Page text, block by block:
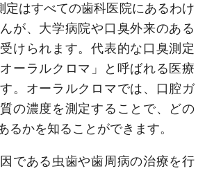
定はすべての歯科医院にあるわけ
が、大学病院や口臭外来のある
けられます。代表的な口臭測定
ーラルクロマ」と呼ばれる医療
。オーラルクロマでは、口腔ガ
の濃度を測定することで、どの
るかを知ることができます。
である虫歯や歯周病の治療を行